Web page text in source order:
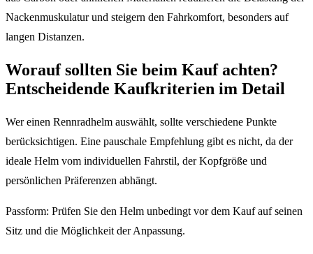
Nackenmuskulatur und steigern den Fahrkomfort, besonders auf
langen Distanzen.
Worauf sollten Sie beim Kauf achten?
Entscheidende Kaufkriterien im Detail
Wer einen Rennradhelm auswählt, sollte verschiedene Punkte
berücksichtigen. Eine pauschale Empfehlung gibt es nicht, da der
ideale Helm vom individuellen Fahrstil, der Kopfgröße und
persönlichen Präferenzen abhängt.
Passform: Prüfen Sie den Helm unbedingt vor dem Kauf auf seinen
Sitz und die Möglichkeit der Anpassung.